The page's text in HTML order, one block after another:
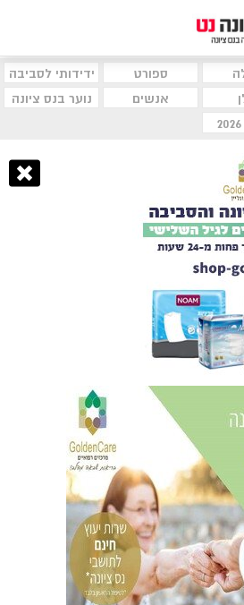
ספורט
ידידותי לסביבה
אנשים
נוער בנס ציונה